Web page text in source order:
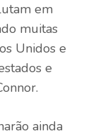
em
muitas
Unidos e
e
ainda